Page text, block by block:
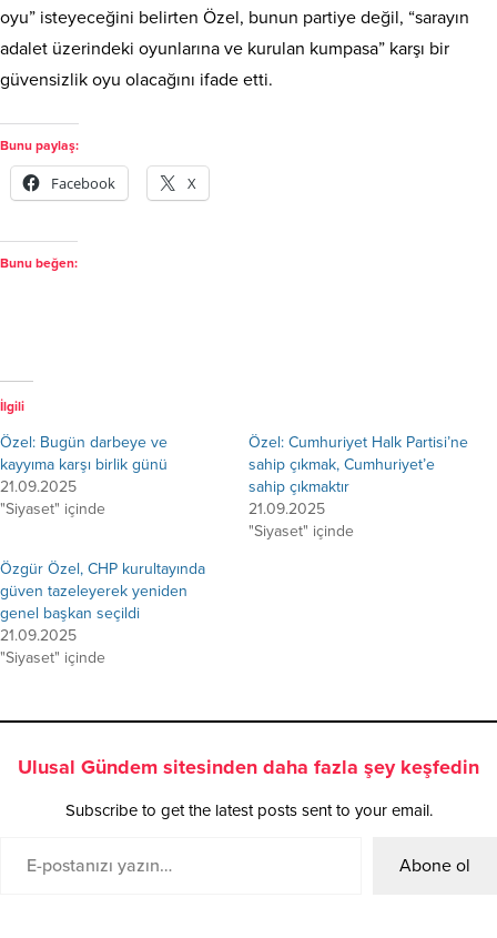
oyu” isteyeceğini belirten Özel, bunun partiye değil, “sarayın
adalet üzerindeki oyunlarına ve kurulan kumpasa” karşı bir
güvensizlik oyu olacağını ifade etti.
Bunu paylaş:
Facebook X
Bunu beğen:
İlgili
Özel: Bugün darbeye ve
kayyıma karşı birlik günü
21.09.2025
"Siyaset" içinde
Özel: Cumhuriyet Halk Partisi’ne
sahip çıkmak, Cumhuriyet’e
sahip çıkmaktır
21.09.2025
"Siyaset" içinde
Özgür Özel, CHP kurultayında
güven tazeleyerek yeniden
genel başkan seçildi
21.09.2025
"Siyaset" içinde
Ulusal Gündem sitesinden daha fazla şey keşfedin
Subscribe to get the latest posts sent to your email.
Abone ol